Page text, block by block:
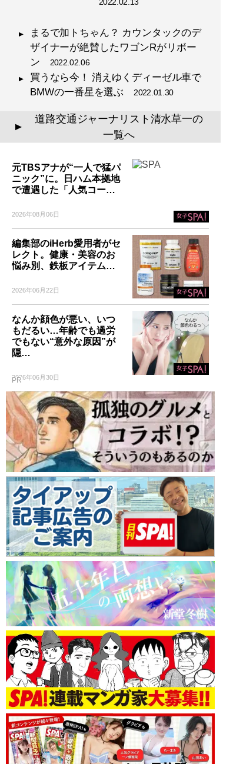
まるで加トちゃん？ カウンタックのデ
ザイナーが絶賛したワゴンRがリボー
ン 2022.02.06
買うなら今！ 消えゆくディーゼル車で
BMWの一番星を選ぶ 2022.01.30
▲
道路交通ジャーナリスト清水草一の
一覧へ
元TBSアナが“一人で猛パ
ニック”に。日ハム本拠地
で遭遇した「人気コー…
2026年08月06日
編集部のiHerb愛用者がセ
レクト。健康・美容のお
悩み別、鉄板アイテム…
2026年06月22日
なんか顔色が悪い、いつ
もだるい…年齢でも過労
でもない“意外な原因”が
隠…
2026年06月30日
PR